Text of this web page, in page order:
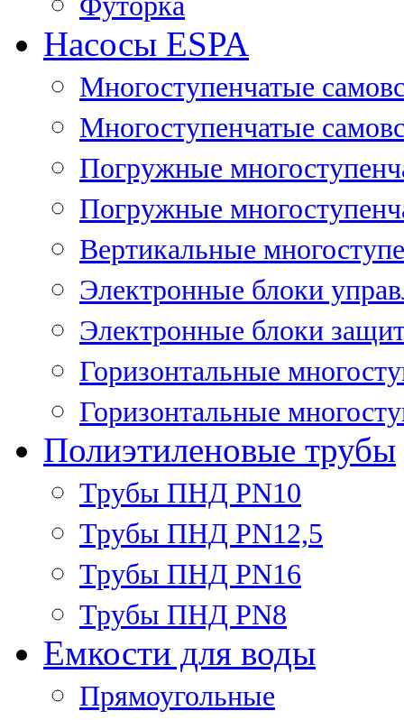
Насосы ESPA
Многоступенчатые
Многоступенчатые
Погружные
Погружные
Вертикальные
Электронные блоки
Электронные блоки
Горизонтальные
Горизонтальные
Полиэтиленовые трубы
Трубы ПНД PN10
Трубы ПНД PN12,5
Трубы ПНД PN16
Трубы ПНД PN8
Емкости для воды
Прямоугольные